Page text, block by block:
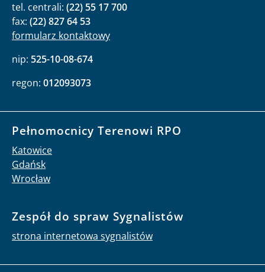
tel. centrali: (22) 55 17 700
fax: (22) 827 64 53
formularz kontaktowy
nip: 525-10-08-674
regon: 012093073
Pełnomocnicy Terenowi RPO
Katowice
Gdańsk
Wrocław
Zespół do spraw Sygnalistów
strona internetowa sygnalistów